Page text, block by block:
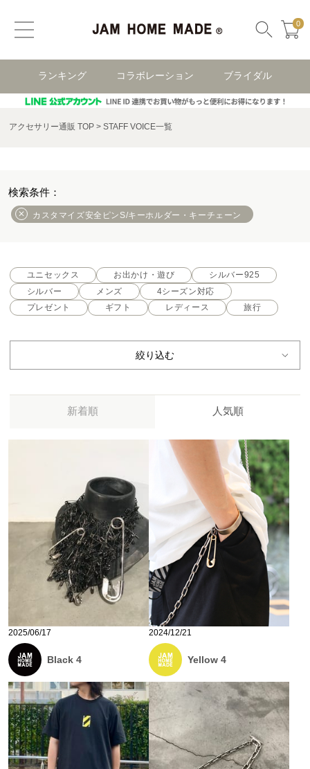
0
ランキング コラボレーション ブライダル
アクセサリー通販 TOP STAFF VOICE一覧
カスタマイズ安全ピンS/キーホルダー・キーチェーン
ユニセックス お出かけ・遊び
シルバー925
シルバー
メンズ
4シーズン対応
プレゼント
ギフト レディース 旅行
絞り込む
新着順 人気順
2025/06/17
Black 4
2024/12/21
Yellow 4